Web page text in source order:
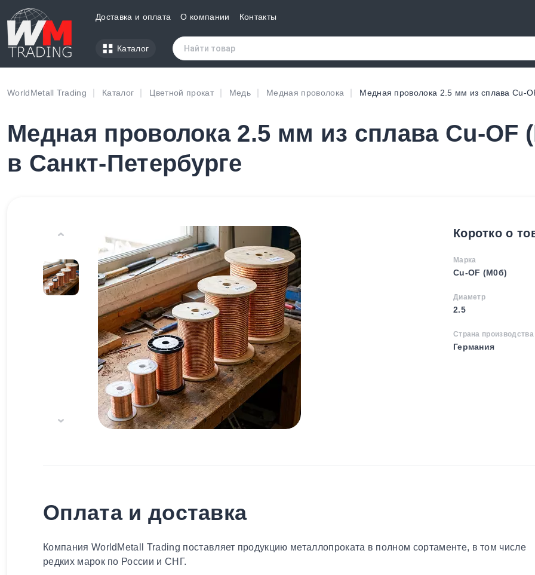
Доставка и оплата О компании Контакты
Каталог
WorldMetall Trading Каталог Цветной прокат Медь Медная проволока Медная проволока 2.5 мм из сплава Cu-
Медная проволока 2.5 мм из сплава Cu-OF
в Санкт-Петербурге
Коротко о
Марка
Cu-OF (М0б)
Диаметр
2.5
Страна производства
Германия
Оплата и доставка
Компания WorldMetall Trading поставляет продукцию металлопроката в полном сортаменте, в том числе
редких марок по России и СНГ.